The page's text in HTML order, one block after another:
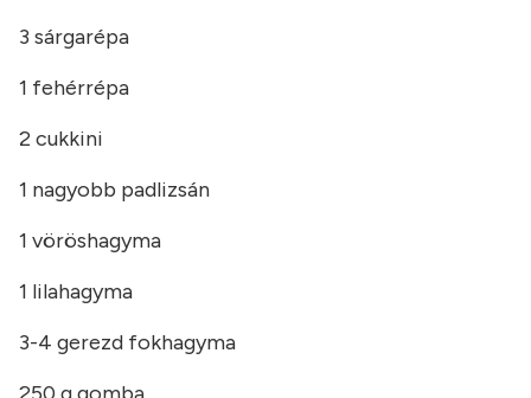
3 sárgarépa
1 fehérrépa
2 cukkini
1 nagyobb padlizsán
1 vöröshagyma
1 lilahagyma
3-4 gerezd fokhagyma